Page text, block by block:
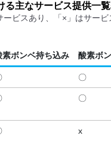
る主なサービス提供一
ービスあり、「×」はサービ
素ボンベ持ち込み 酸素ボ
〇
〇
x